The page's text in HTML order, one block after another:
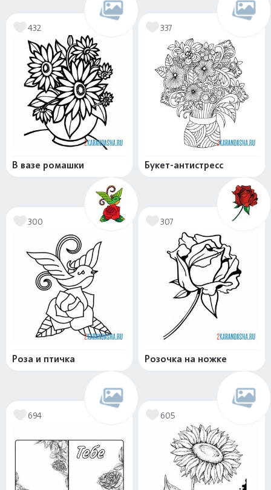
432
В вазе ромашки
337
Букет-антистресс
300
Роза и птичка
307
Розочка на ножке
694 605